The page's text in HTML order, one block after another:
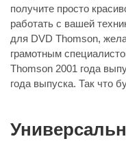
получите просто
работать с вашей
для DVD Thomson,
грамотным
Thomson 2001 года
года выпуска. Так что